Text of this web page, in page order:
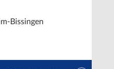
Bissingen